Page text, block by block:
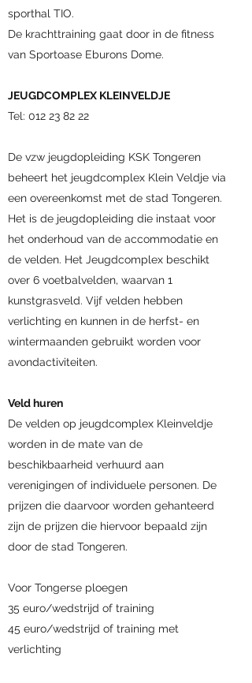
sporthal TIO.
De krachttraining gaat door in de fitness
van Sportoase Eburons Dome.
JEUGDCOMPLEX KLEINVELDJE
Tel: 012 23 82 22
De vzw jeugdopleiding KSK Tongeren
beheert het jeugdcomplex Klein Veldje via
een overeenkomst met de stad Tongeren.
Het is de jeugdopleiding die instaat voor
het onderhoud van de accommodatie en
de velden. Het Jeugdcomplex beschikt
over 6 voetbalvelden, waarvan 1
kunstgrasveld. Vijf velden hebben
verlichting en kunnen in de herfst- en
wintermaanden gebruikt worden voor
avondactiviteiten.
Veld huren
De velden op jeugdcomplex Kleinveldje
worden in de mate van de
beschikbaarheid verhuurd aan
verenigingen of individuele personen. De
prijzen die daarvoor worden gehanteerd
zijn de prijzen die hiervoor bepaald zijn
door de stad Tongeren.
Voor Tongerse ploegen
35 euro/wedstrijd of training
45 euro/wedstrijd of training met
verlichting